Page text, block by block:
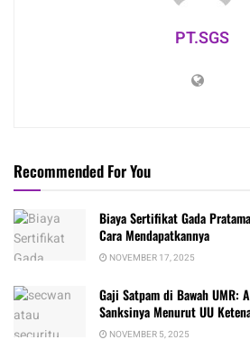
PT.SGS
Recommended For You
Biaya Sertifikat Gada
Cara Mendapatkannya
NOVEMBER 17, 2025
Gaji Satpam di Bawah UMR:
Sanksinya Menurut UU
NOVEMBER 5, 2025